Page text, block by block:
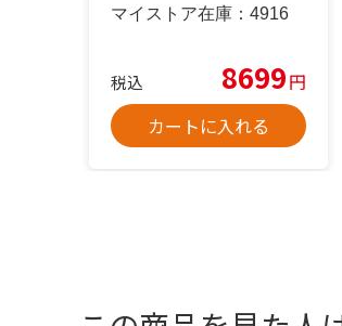
マイストア在庫： 4916
税込 8699円
カートに入れる